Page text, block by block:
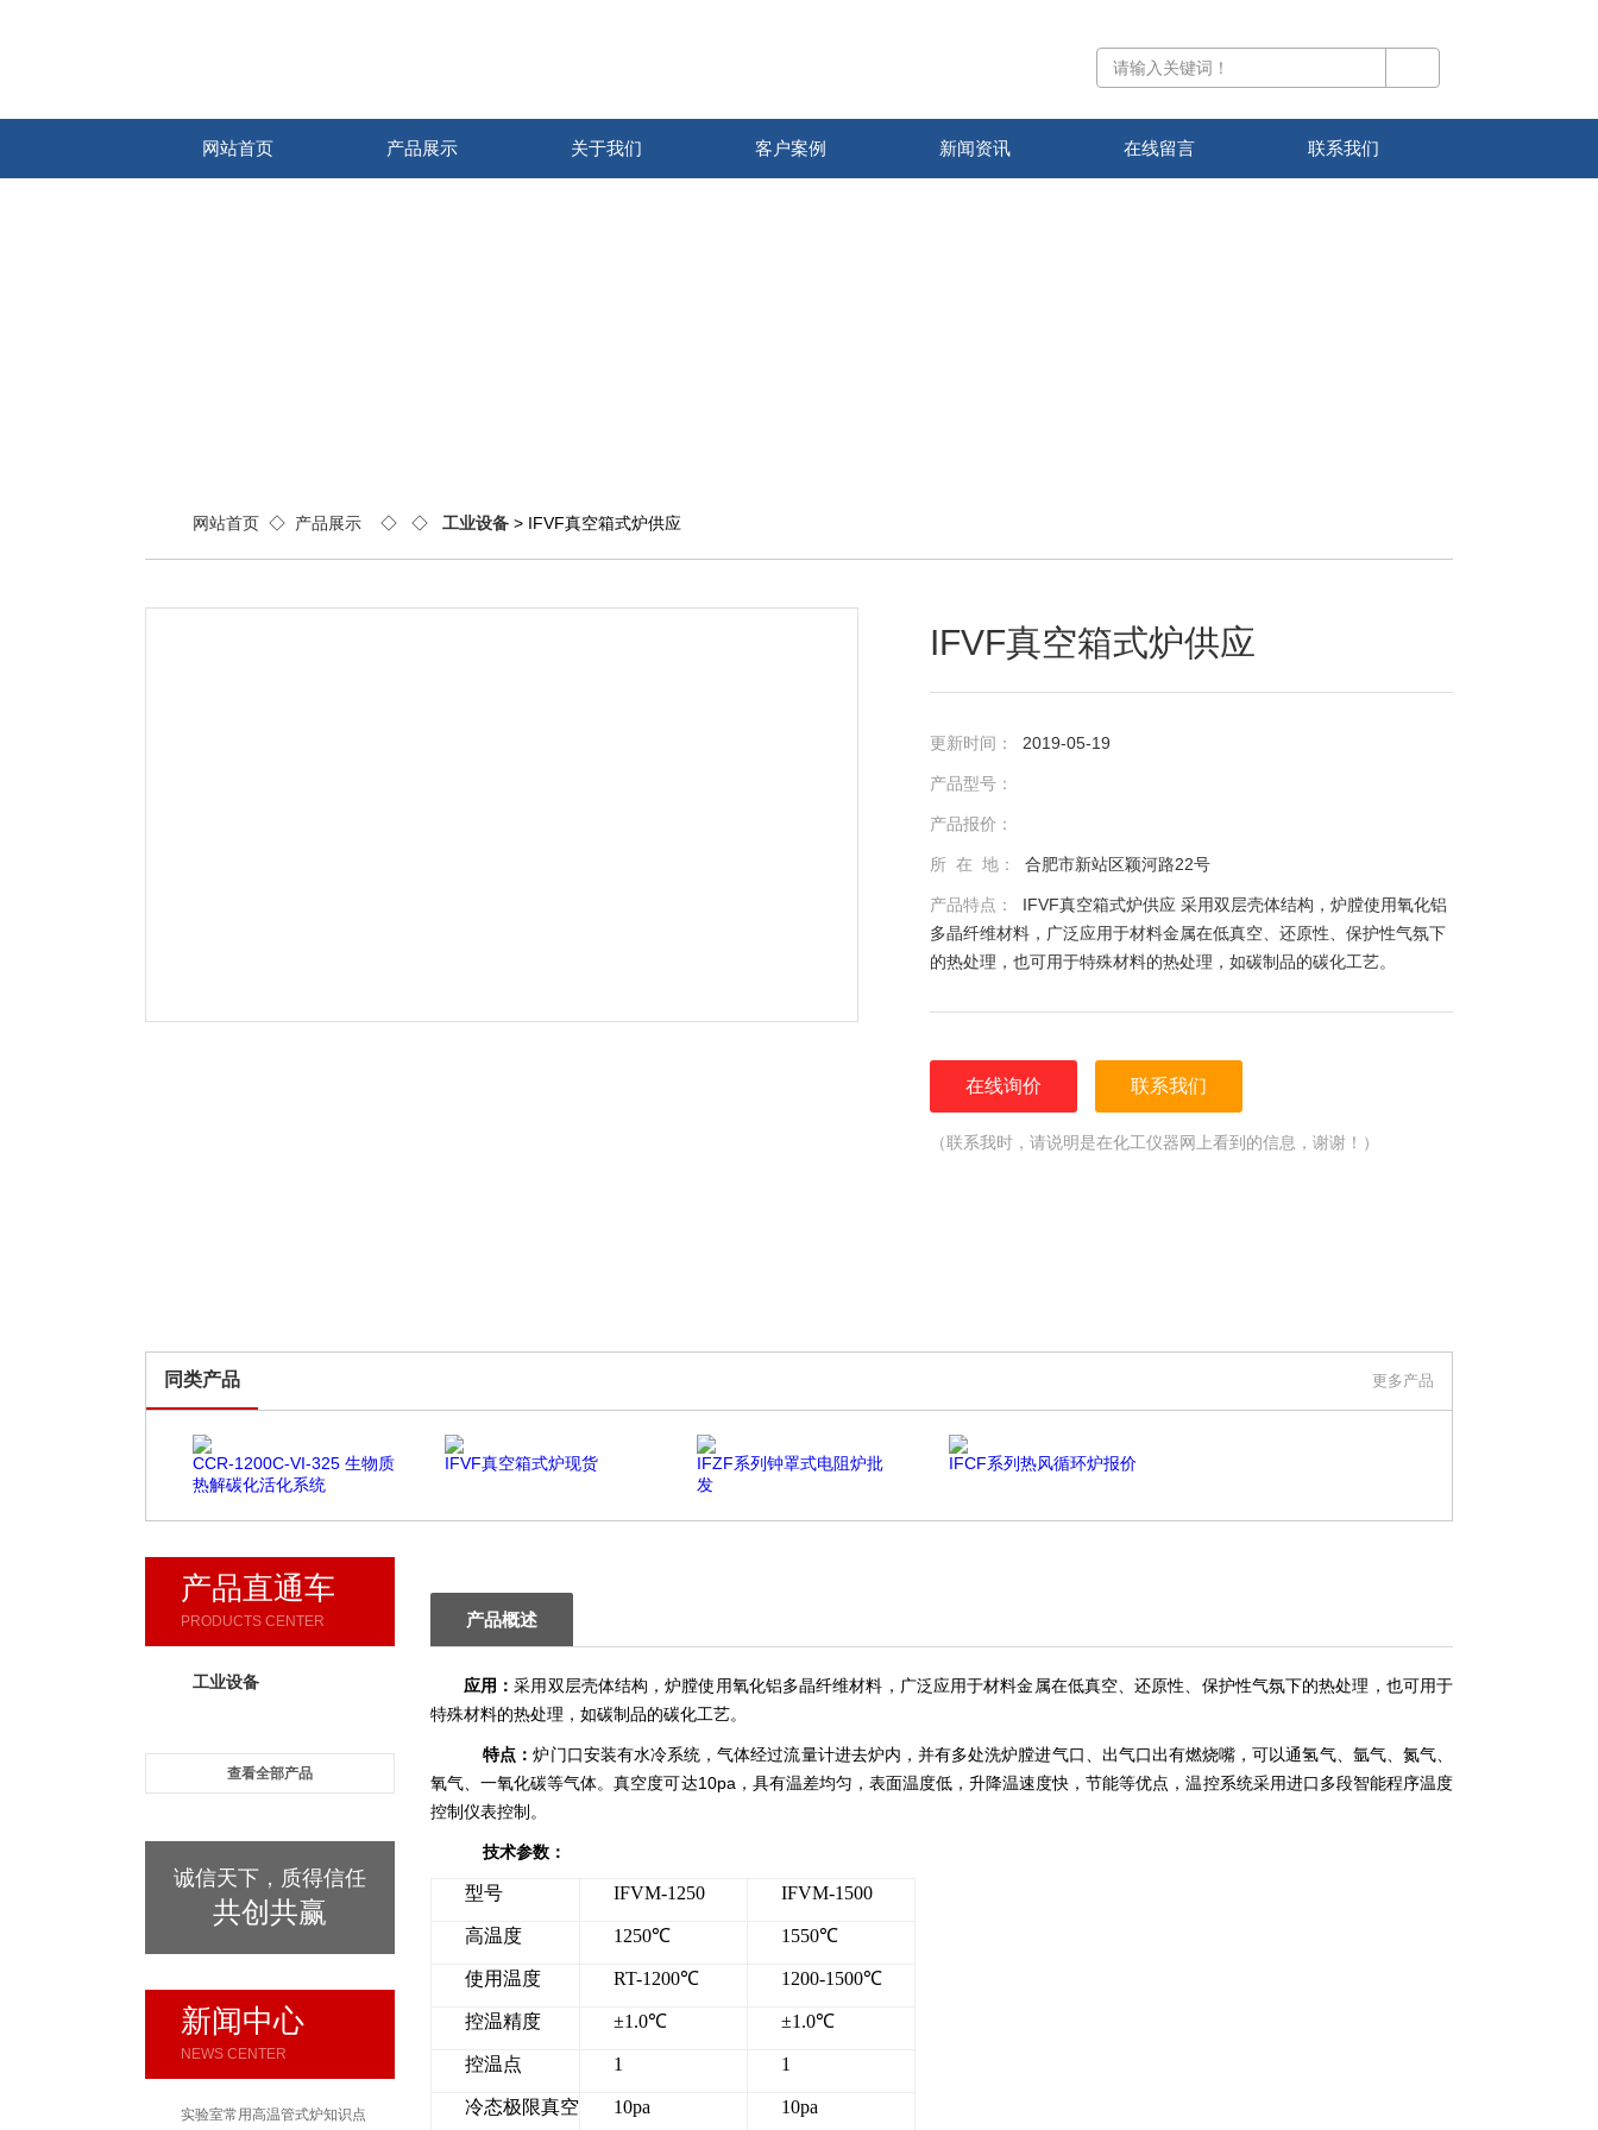
网站首页 产品展示 关于我们 客户案例 新闻资讯 在线留言 联系我们
网站首页 ◇ 产品展示 ◇ ◇ 工业设备 > IFVF真空箱式炉供应
IFVF真空箱式炉供应
更新时间： 2019-05-19
产品型号：
产品报价：
所 在 地： 合肥市新站区颖河路22号
产品特点： IFVF真空箱式炉供应 采用双层壳体结构，炉膛使用氧化铝
多晶纤维材料，广泛应用于材料金属在低真空、还原性、保护性气氛下
的热处理，也可用于特殊材料的热处理，如碳制品的碳化工艺。
在线询价 联系我们
（联系我时，请说明是在化工仪器网上看到的信息，谢谢！）
同类产品 更多产品
CCR-1200C-VI-325 生物质
热解碳化活化系统
IFVF真空箱式炉现货
IFZF系列钟罩式电阻炉批
发
IFCF系列热风循环炉报价
产品直通车
PRODUCTS CENTER
工业设备
查看全部产品
诚信天下，质得信任
共创共赢
新闻中心
NEWS CENTER
实验室常用高温管式炉知识点
产品概述
应用：采用双层壳体结构，炉膛使用氧化铝多晶纤维材料，广泛应用于材料金属在低真空、还原性、保护性气氛下的热处理，也可用于
特殊材料的热处理，如碳制品的碳化工艺。
特点：炉门口安装有水冷系统，气体经过流量计进去炉内，并有多处洗炉膛进气口、出气口出有燃烧嘴，可以通氢气、氩气、氮气、
氧气、一氧化碳等气体。真空度可达10pa ，具有温差均匀，表面温度低，升降温速度快，节能等优点，温控系统采用进口多段智能程序温度
控制仪表控制。
技术参数：
型号 IFVM-1250 IFVM-1500
高温度 1250℃ 1550℃
使用温度 RT-1200℃ 1200-1500℃
控温精度 ±1.0℃ ±1.0℃
控温点 1 1
冷态极限真空 10pa 10pa